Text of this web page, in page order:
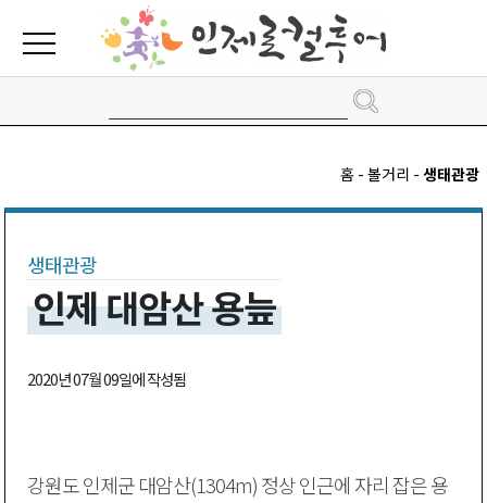
홈 - 볼거리 - 생태관광
생태관광
인제 대암산 용늪
2020년 07월 09일에 작성됨
강원도 인제군 대암산(1304m) 정상 인근에 자리 잡은 용